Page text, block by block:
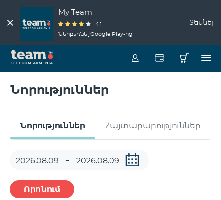
My Team
4.1
Ներբեռնել Google Play-ից
Տեսնել
Նորություններ
Նորություններ Հայտարարություններ
Որոնում